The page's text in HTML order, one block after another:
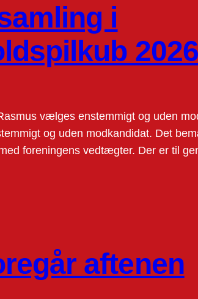
i
2026
vælges enstemmigt og uden
og uden modkandidat. Det
foreningens vedtægter. Der er til
aftenen